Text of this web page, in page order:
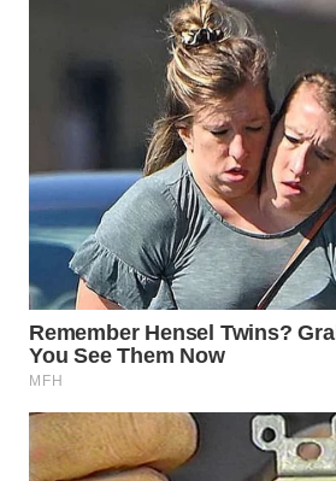
BOGOR
WN
DEPOK
WN
TAPANULI
SAMOSIR
WN